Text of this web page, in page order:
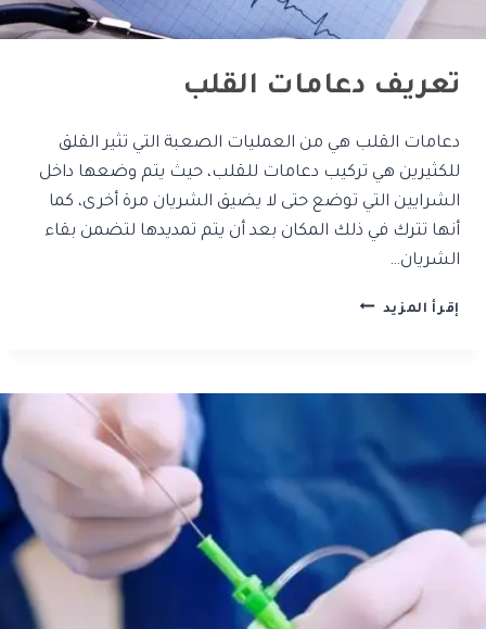
تعريف دعامات القلب
دعامات القلب هي من العمليات الصعبة التي تثير القلق
للكثيرين هي تركيب دعامات للقلب، حيث يتم وضعها داخل
الشرايين التي توضع حتى لا يضيق الشريان مرة أخرى، كما
أنها تترك في ذلك المكان بعد أن يتم تمديدها لتضمن بقاء
الشريان…
إقرأ المزيد